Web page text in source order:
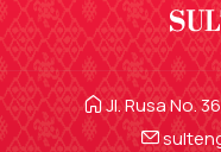
Jl. Rusa No.